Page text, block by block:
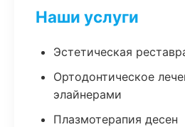
Наши услуги
Эстетическая
Ортодонтическое
элайнерами
Плазмотерапия десен